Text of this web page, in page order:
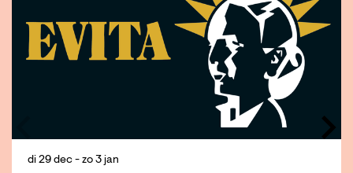
di 29 dec - zo 3 jan